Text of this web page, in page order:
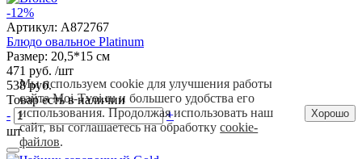
-12%
Артикул: A872767
Блюдо овальное Platinum
Размер: 20,5*15 см
471 руб. /шт
538 руб.
Товар есть в наличии
-
+
шт
Мы используем cookie для улучшения работы
сайта Moi-Tvoi.ru и большего удобства его
использования. Продолжая использовать наш
сайт, вы соглашаетесь на обработкуcookie-
файлов.
Хорошо